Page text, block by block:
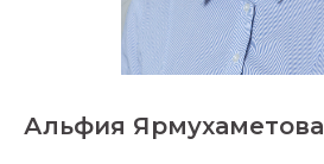
Альфия Ярмухаметова